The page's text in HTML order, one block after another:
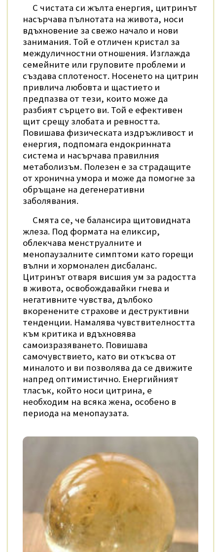
С чистата си жълта енергия, цитринът
насърчава пълнотата на живота, носи
вдъхновение за свежо начало и нови
занимания. Той е отличен кристал за
междуличностни отношения. Изглажда
семейните или груповите проблеми и
създава сплотеност. Носенето на цитрин
привлича любовта и щастието и
предпазва от тези, които може да
разбият сърцето ви. Той е ефективен
щит срещу злобата и ревността.
Повишава физическата издръжливост и
енергия, подпомага ендокринната
система и насърчава правилния
метаболизъм. Полезен е за страдащите
от хронична умора и може да помогне за
обръщане на дегенеративни
заболявания.
Смята се, че балансира щитовидната
жлеза. Под формата на еликсир,
облекчава менструалните и
менопаузалните симптоми като горещи
вълни и хормонален дисбаланс.
Цитринът отваря висшия ум за радостта
в живота, освобождавайки гнева и
негативните чувства, дълбоко
вкоренените страхове и деструктивни
тенденции. Намалява чувствителността
към критика и вдъхновява
самоизразяването. Повишава
самочувствието, като ви откъсва от
миналото и ви позволява да се движите
напред оптимистично. Енергийният
тласък, който носи цитрина, е
необходим на всяка жена, особено в
периода на менопаузата.